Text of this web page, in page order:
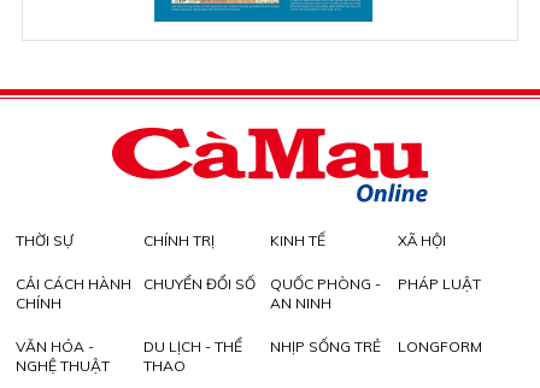
THỜI SỰ CHÍNH TRỊ KINH TẾ XÃ HỘI
CẢI CÁCH HÀNH
CHÍNH
CHUYỂN ĐỔI SỐ
QUỐC PHÒNG -
AN NINH
PHÁP LUẬT
VĂN HÓA -
NGHỆ THUẬT
DU LỊCH - THỂ
THAO
NHỊP SỐNG TRẺ LONGFORM